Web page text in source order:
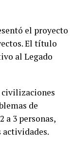
el proyecto
El título
al Legado
de
a 3 personas,